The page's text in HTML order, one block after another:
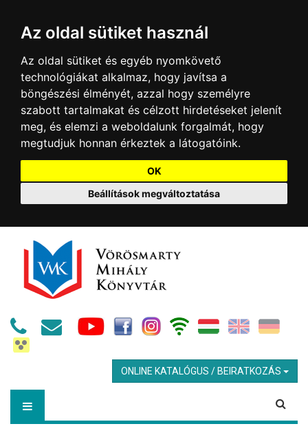
Az oldal sütiket használ
Az oldal sütiket és egyéb nyomkövető
technológiákat alkalmaz, hogy javítsa a
böngészési élményét, azzal hogy személyre
szabott tartalmakat és célzott hirdetéseket jelenít
meg, és elemzi a weboldalunk forgalmát, hogy
megtudjuk honnan érkeztek a látogatóink.
OK
Beállítások megváltoztatása
ONLINE KATALÓGUS / BEIRATKOZÁS